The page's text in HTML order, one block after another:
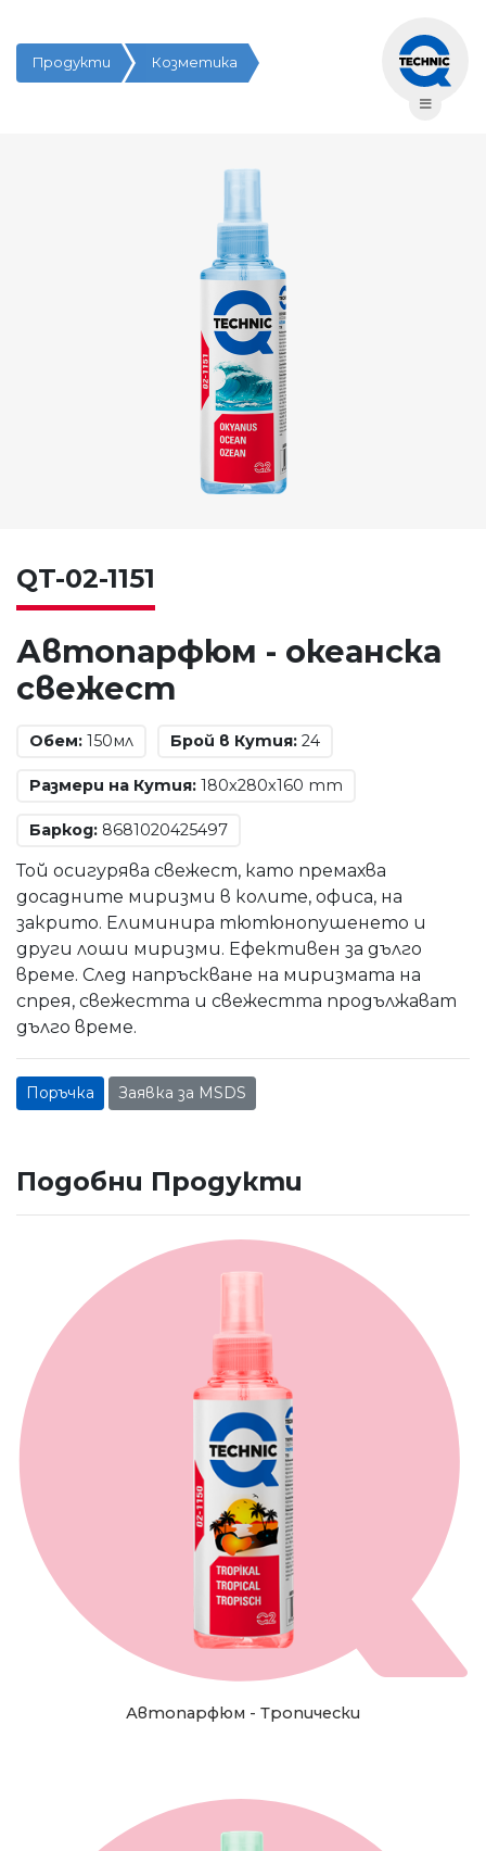
Продукти Козметика
Автопарфюм - океанска
свежест
QT-02-1151
Обем: 150мл Брой в Кутия: 24
Размери на Кутия: 180x280x160 mm
Баркод: 8681020425497
Той осигурява свежест, като премахва
досадните миризми в колите, офиса, на
закрито. Елиминира тютюнопушенето и
други лоши миризми. Ефективен за дълго
време. След напръскване на миризмата на
спрея, свежестта и свежестта продължават
дълго време.
Поръчка Заявка за MSDS
Подобни Продукти
Автопарфюм - Тропически